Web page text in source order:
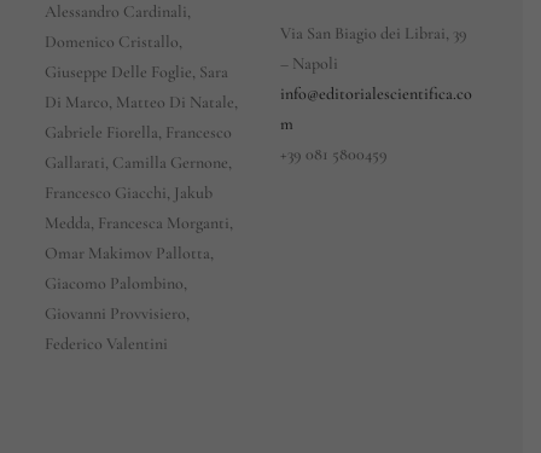
Alessandro Cardinali,
Domenico Cristallo,
Giuseppe Delle Foglie, Sara
Di Marco, Matteo Di Natale,
Gabriele Fiorella, Francesco
Gallarati, Camilla Gernone,
Francesco Giacchi, Jakub
Medda, Francesca Morganti,
Omar Makimov Pallotta,
Giacomo Palombino,
Giovanni Provvisiero,
Federico Valentini
Via San Biagio dei Librai, 39
– Napoli
info@editorialescientifica.co
m
+39 081 5800459